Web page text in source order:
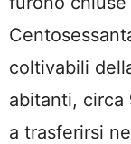
coltivabili
abitanti, circa
a trasferirsi